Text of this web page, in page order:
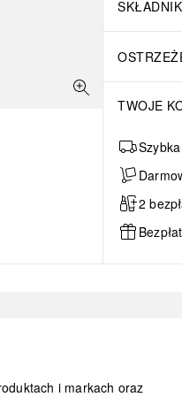
TWOJE
2
i markach oraz